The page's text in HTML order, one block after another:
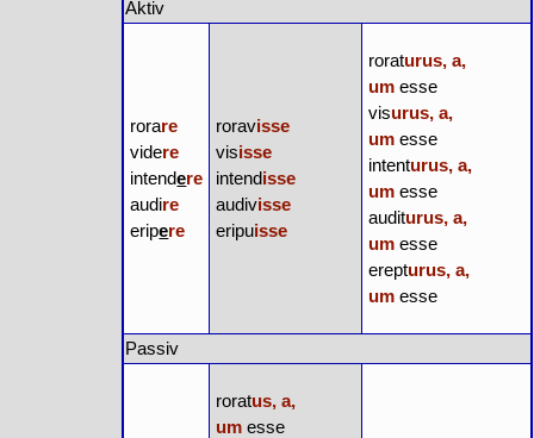
Aktiv
rorare
videre
intendere
audire
eripere
roravisse
visisse
intendisse
audivisse
eripuisse
roraturus, a,
um esse
visurus, a,
um esse
intenturus, a,
um esse
auditurus, a,
um esse
erepturus, a,
um esse
Passiv
roratus, a,
um esse